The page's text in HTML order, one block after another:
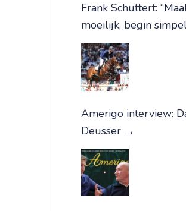
Frank Schuttert:
moeilijk, begin
Amerigo interview:
Deusser →